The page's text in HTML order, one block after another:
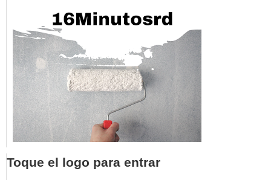
Toque el logo para entrar